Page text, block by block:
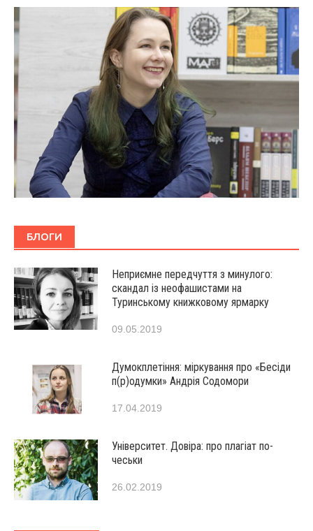
БЛОГИ
Неприємне передчуття з минулого:
скандал із неофашистами на
Туринському книжковому ярмарку
09.05.2019
Думокплетіння: міркування про «Бесіди
п(р)одумки» Андрія Содомори
17.04.2019
Університет. Довіра: про плагіат по-
чеськи
26.02.2019